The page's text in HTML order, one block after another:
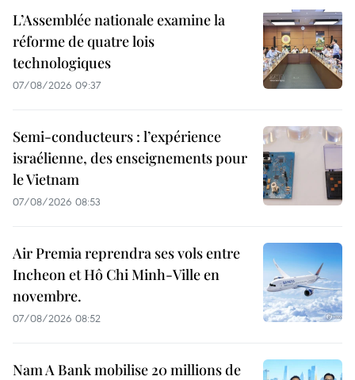
L’Assemblée nationale examine la
réforme de quatre lois
technologiques
07/08/2026 09:37
Semi-conducteurs : l’expérience
israélienne, des enseignements pour
le Vietnam
07/08/2026 08:53
Air Premia reprendra ses vols entre
Incheon et Hô Chi Minh-Ville en
novembre.
07/08/2026 08:52
Nam A Bank mobilise 20 millions de